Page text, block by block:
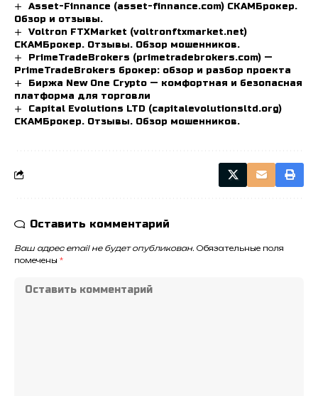
Asset-Finnance (asset-finnance.com) СКАМБрокер.
Обзор и отзывы.
Voltron FTXMarket (voltronftxmarket.net)
СКАМБрокер. Отзывы. Обзор мошенников.
PrimeTradeBrokers (primetradebrokers.com) —
PrimeTradeBrokers брокер: обзор и разбор проекта
Биржа New One Crypto — комфортная и безопасная
платформа для торговли
Capital Evolutions LTD (capitalevolutionsltd.org)
СКАМБрокер. Отзывы. Обзор мошенников.
Оставить комментарий
Ваш адрес email не будет опубликован. Обязательные поля
помечены *